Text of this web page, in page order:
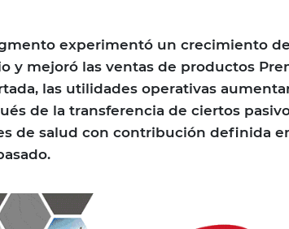
experimentó un crecimiento
y mejoró las ventas de productos
las utilidades operativas
de la transferencia de ciertos
de salud con contribución definida